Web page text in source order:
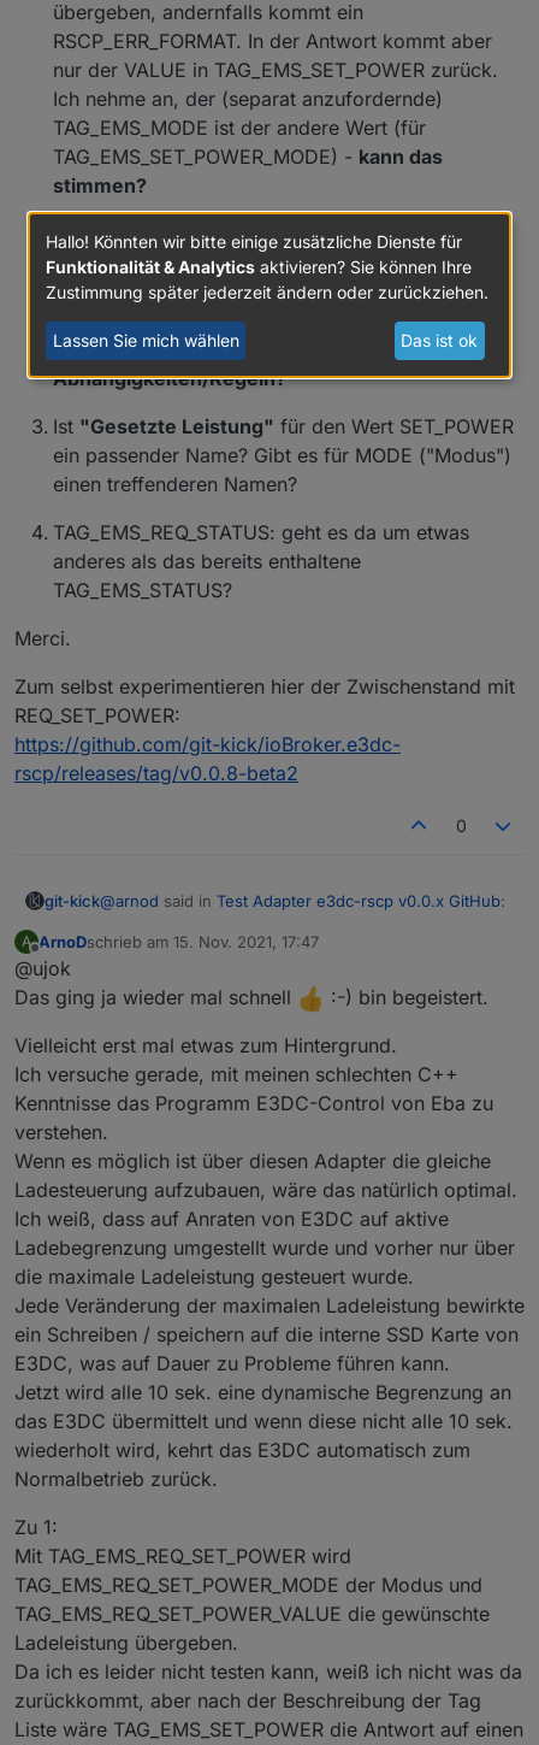
übergeben, andernfalls kommt ein
RSCP_ERR_FORMAT. In der Antwort kommt aber
nur der VALUE in TAG_EMS_SET_POWER zurück.
Ich nehme an, der (separat anzufordernde)
TAG_EMS_MODE ist der andere Wert (für
TAG_EMS_SET_POWER_MODE) - kann das
stimmen?
Die beiden Werte (MODE,VALUE) lassen sich nicht
beliebig setzen. Es scheint einen Mindestwert für
VALUE zu geben und bei manchen MODE-Werten
wird VALUE in der Antwort immer auf 0 zurück
gesetzt.Kennt jemand hier die
Abhängigkeiten/Regeln?
Ist "Gesetzte Leistung" für den Wert SET_POWER
ein passender Name? Gibt es für MODE ("Modus")
einen treffenderen Namen?
TAG_EMS_REQ_STATUS: geht es da um etwas
anderes als das bereits enthaltene
TAG_EMS_STATUS?
Merci.
Zum selbst experimentieren hier der Zwischenstand mit
REQ_SET_POWER:
https://github.com/git-kick/ioBroker.e3dc-
rscp/releases/tag/v0.0.8-beta2
0
git-kick@arnod said in Test Adapter e3dc-rscp v0.0.x GitHub:
aufzunehmen ?
TAG_EMS_REQ_SET_POWER
TAG_EMS_REQ_SET_POWER_MODE
TAG_EMS_REQ_SET_POWER_VALUE
TAG_EMS_REQ_STATUS
Damit wäre es möglich das E3DC zu steuern.
Ich habe dazu einiges versucht, brauche aber Eure
Mit TAG_EMS_REQ_SET_POWER muss ich immer
beide Werte
(TAG_REQ_SET_POWER_MODE/..._VALUE)
nur der VALUE in TAG_EMS_SET_POWER zurück.
Ich nehme an, der (separat anzufordernde)
TAG_EMS_MODE ist der andere Wert (für
TAG_EMS_SET_POWER_MODE) -
kann das
stimmen?
Die beiden Werte (MODE,VALUE) lassen sich
nicht beliebig setzen. Es scheint einen
Mindestwert für VALUE zu geben und bei
manchen MODE-Werten wird VALUE in der
Antwort immer auf 0 zurück gesetzt.Kennt
jemand hier die Abhängigkeiten/Regeln?
Ist "Gesetzte Leistung" für den Wert SET_POWER
ein passender Name? Gibt es für MODE
TAG_EMS_REQ_STATUS: geht es da um etwas
anderes als das bereits enthaltene
TAG_EMS_STATUS?
Merci.
https://github.com/git-kick/ioBroker.e3dc-
rscp/releases/tag/v0.0.8-beta2
A
Offline
ArnoDschrieb am 15. Nov. 2021, 17:47
zuletzt editiert von
@ujok
Das ging ja wieder mal schnell
:-) bin begeistert.
Vielleicht erst mal etwas zum Hintergrund.
Ich versuche gerade, mit meinen schlechten C++
Kenntnisse das Programm E3DC-Control von Eba zu
verstehen.
Wenn es möglich ist über diesen Adapter die gleiche
Ladesteuerung aufzubauen, wäre das natürlich optimal.
Ich weiß, dass auf Anraten von E3DC auf aktive
Ladebegrenzung umgestellt wurde und vorher nur über
die maximale Ladeleistung gesteuert wurde.
Jede Veränderung der maximalen Ladeleistung bewirkte
ein Schreiben / speichern auf die interne SSD Karte von
E3DC, was auf Dauer zu Probleme führen kann.
Jetzt wird alle 10 sek. eine dynamische Begrenzung an
das E3DC übermittelt und wenn diese nicht alle 10 sek.
wiederholt wird, kehrt das E3DC automatisch zum
Normalbetrieb zurück.
Zu 1:
Mit TAG_EMS_REQ_SET_POWER wird
TAG_EMS_REQ_SET_POWER_MODE der Modus und
TAG_EMS_REQ_SET_POWER_VALUE die gewünschte
Ladeleistung übergeben.
Da ich es leider nicht testen kann, weiß ich nicht was da
zurückkommt, aber nach der Beschreibung der Tag
Liste wäre TAG_EMS_SET_POWER die Antwort auf einen
Hallo! Könnten wir bitte einige zusätzliche Dienste für
Funktionalität & Analytics aktivieren? Sie können Ihre
Zustimmung später jederzeit ändern oder zurückziehen.
Lassen Sie mich wählen Das ist ok